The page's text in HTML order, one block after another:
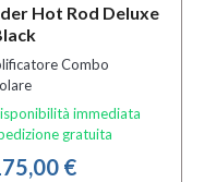
Hot Rod Deluxe
Combo
immediata
gratuita
€